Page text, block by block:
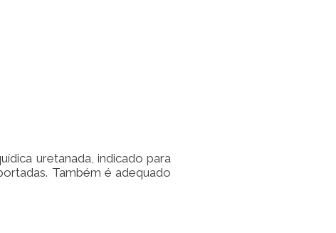
uretanada, indicado para
Também é adequado